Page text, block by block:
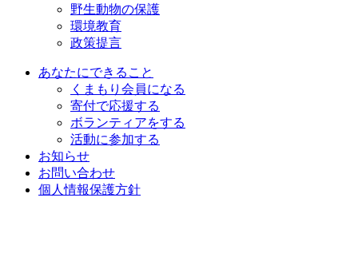
野生動物の保護
環境教育
政策提言
あなたにできること
くまもり会員になる
寄付で応援する
ボランティアをする
活動に参加する
お知らせ
お問い合わせ
個人情報保護方針